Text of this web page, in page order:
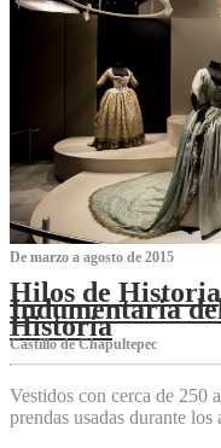
De marzo a agosto de 2015
Hilos de
Indumentaria
Historia
Castillo de Chapultepec
Vestidos con cerca de 250
prendas usadas durante